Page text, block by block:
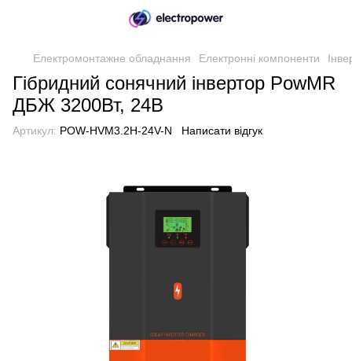
Електромонтажне обладнання Електронні компоненти
Гібридний сонячний інвертор PowMR
ДБЖ 3200Вт, 24В
Артикул: POW-HVM3.2H-24V-N Написати відгук